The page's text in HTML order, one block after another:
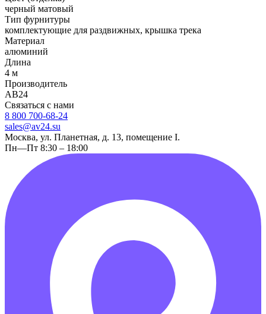
черный матовый
Тип фурнитуры
комплектующие для раздвижных, крышка трека
Материал
алюминий
Длина
4 м
Производитель
АВ24
Связаться с нами
8 800 700-68-24
sales@av24.su
Москва, ул. Планетная, д. 13, помещение I.
Пн—Пт 8:30 – 18:00